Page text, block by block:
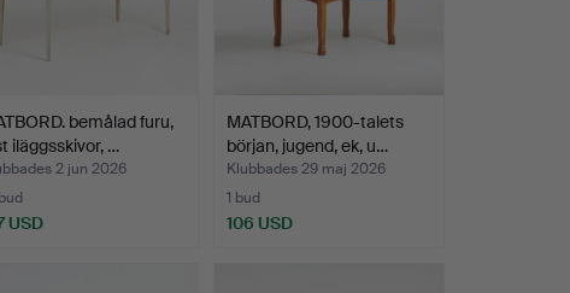
bemålad furu,
iläggsskivor, …
2 jun 2026
USD
MATBORD, 1900-talets
början, jugend, ek, u…
Klubbades 29 maj 2026
1 bud
106 USD